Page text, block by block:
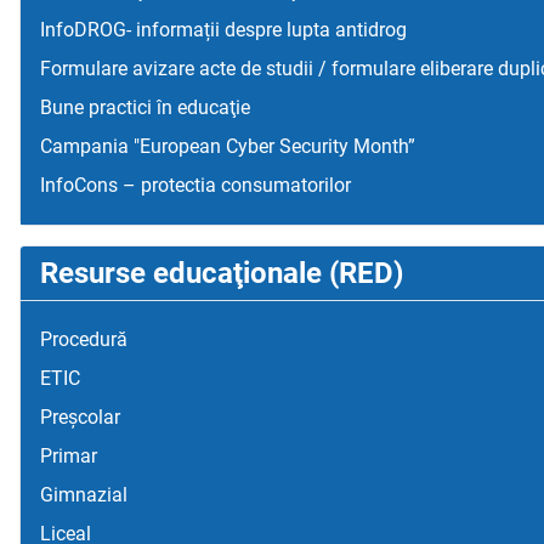
InfoDROG- informații despre lupta antidrog
Formulare avizare acte de studii / formulare eliberare
Bune practici în educaţie
Campania "European Cyber Security Month”
InfoCons – protectia consumatorilor
Resurse educaţionale (RED)
Procedură
ETIC
Preșcolar
Primar
Gimnazial
Liceal